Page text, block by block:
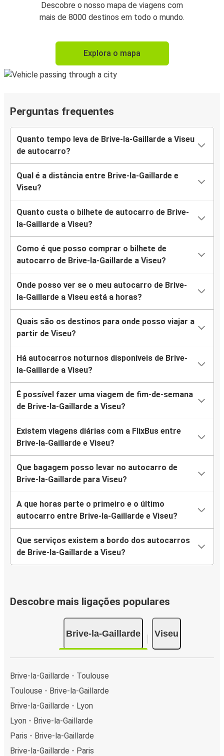
Descobre o nosso mapa de viagens com
mais de 8000 destinos em todo o mundo.
Explora o mapa
Perguntas frequentes
Quanto tempo leva de Brive-la-Gaillarde a Viseu
de autocarro?
Qual é a distância entre Brive-la-Gaillarde e
Viseu?
Quanto custa o bilhete de autocarro de Brive-
la-Gaillarde a Viseu?
Como é que posso comprar o bilhete de
autocarro de Brive-la-Gaillarde a Viseu?
Onde posso ver se o meu autocarro de Brive-
la-Gaillarde a Viseu está a horas?
Quais são os destinos para onde posso viajar a
partir de Viseu?
Há autocarros noturnos disponíveis de Brive-
la-Gaillarde a Viseu?
É possível fazer uma viagem de fim-de-semana
de Brive-la-Gaillarde a Viseu?
Existem viagens diárias com a FlixBus entre
Brive-la-Gaillarde e Viseu?
Que bagagem posso levar no autocarro de
Brive-la-Gaillarde para Viseu?
A que horas parte o primeiro e o último
autocarro entre Brive-la-Gaillarde e Viseu?
Que serviços existem a bordo dos autocarros
de Brive-la-Gaillarde a Viseu?
Descobre mais ligações populares
Brive-la-Gaillarde Viseu
Brive-la-Gaillarde - Toulouse
Toulouse - Brive-la-Gaillarde
Brive-la-Gaillarde - Lyon
Lyon - Brive-la-Gaillarde
Paris - Brive-la-Gaillarde
Brive-la-Gaillarde - Paris